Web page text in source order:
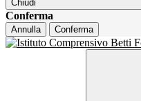
Chiudi
Conferma
Annulla Conferma